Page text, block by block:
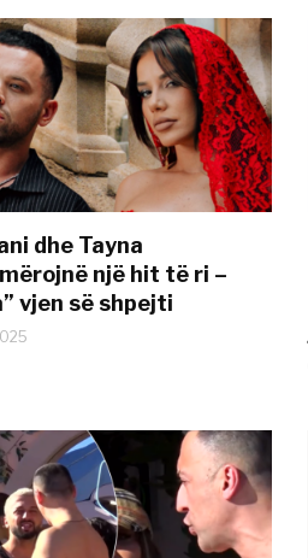
dhe Tayna
një hit të ri –
vjen së shpejti